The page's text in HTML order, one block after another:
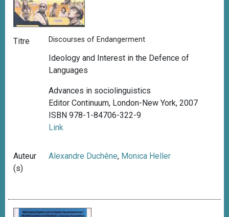
Titre Discourses of Endangerment
Ideology and Interest in the Defence of
Languages
Advances in sociolinguistics
Editor Continuum, London-New York, 2007
ISBN 978-1-84706-322-9
Link
Auteur
(s)
Alexandre Duchêne, Monica Heller